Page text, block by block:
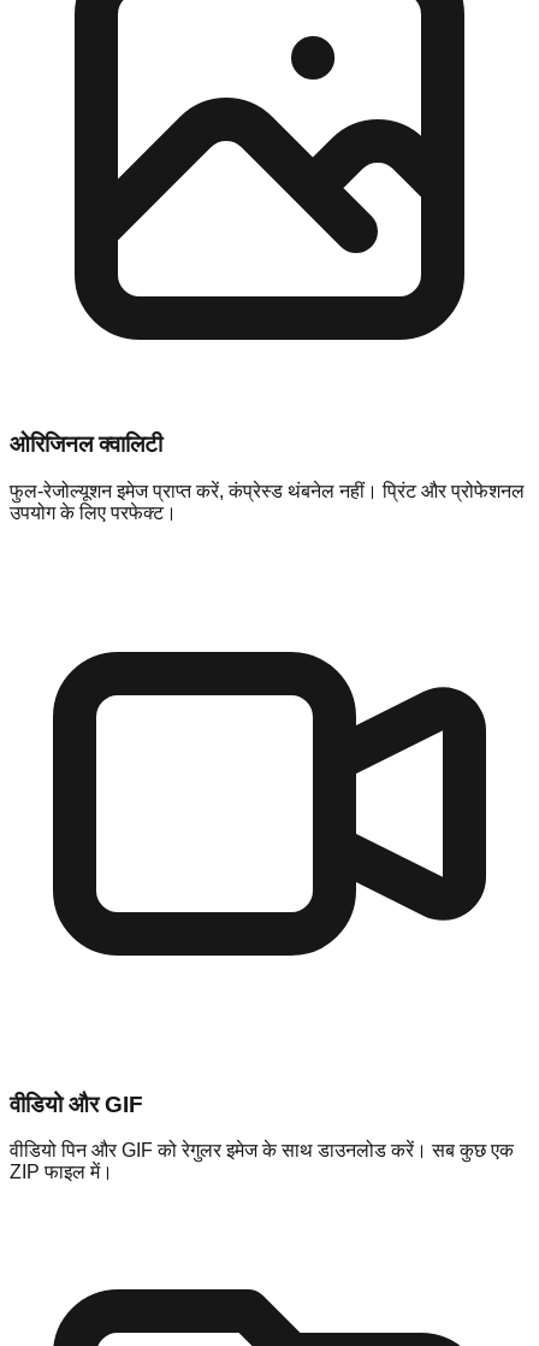
ओरिजिनल क्वालिटी
फुल-रेजोल्यूशन इमेज प्राप्त करें, कंप्रेस्ड थंबनेल नहीं। प्रिंट और प्रोफेशनल
उपयोग के लिए परफेक्ट।
वीडियो और GIF
वीडियो पिन और GIF को रेगुलर इमेज के साथ डाउनलोड करें। सब कुछ एक
ZIP फाइल में।